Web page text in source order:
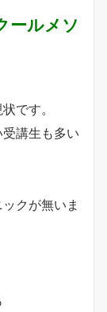
ールメソ
です。
講生も多い
クが無いま